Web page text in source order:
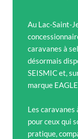
Au Lac-Saint-
caravanes à
désormais
SEISMIC et,
marque
Les
pour ceux qui
pratique,